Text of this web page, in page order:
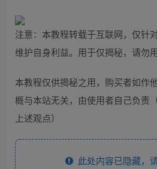
注意：本教程转载于互联网，仅针
维护自身利益。用于仅揭秘，请勿
本教程仅供揭秘之用，购买者如作
概与本站无关，由使用者自己负责
上述观点）
此处内容已隐藏，